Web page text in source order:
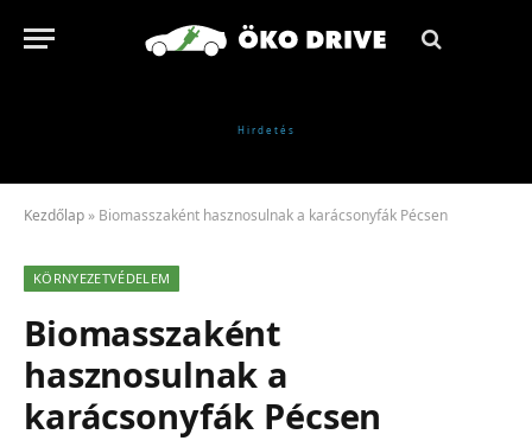
Kezdőlap » Biomasszaként hasznosulnak a karácsonyfák Pécsen
KÖRNYEZETVÉDELEM
Biomasszaként
hasznosulnak a
karácsonyfák Pécsen